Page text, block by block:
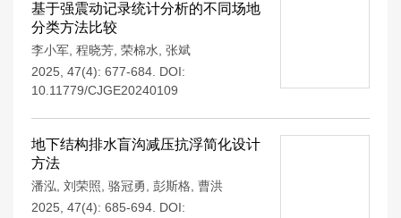
基于强震动记录统计分析的不同场地
分类方法比较
李小军 程晓芳 荣棉水 张斌
2025, 47(4): 677-684. DOI:
10.11779/CJGE20240109
地下结构排水盲沟减压抗浮简化设计
方法
潘泓 刘荣照 骆冠勇 彭斯格 曹洪
2025, 47(4): 685-694. DOI: